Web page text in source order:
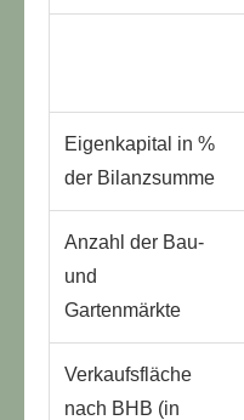
Eigenkapital in %
der Bilanzsumme
Anzahl der Bau-
und
Gartenmärkte
Verkaufsfläche
nach BHB (in